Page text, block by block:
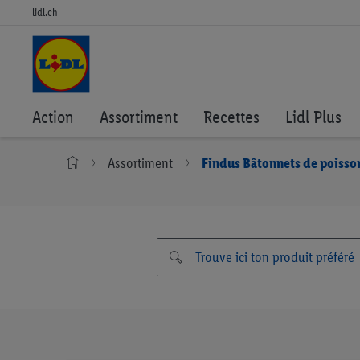
lidl.ch
Action Assortiment Recettes Lidl Plus
Assortiment Findus Bâtonnets de